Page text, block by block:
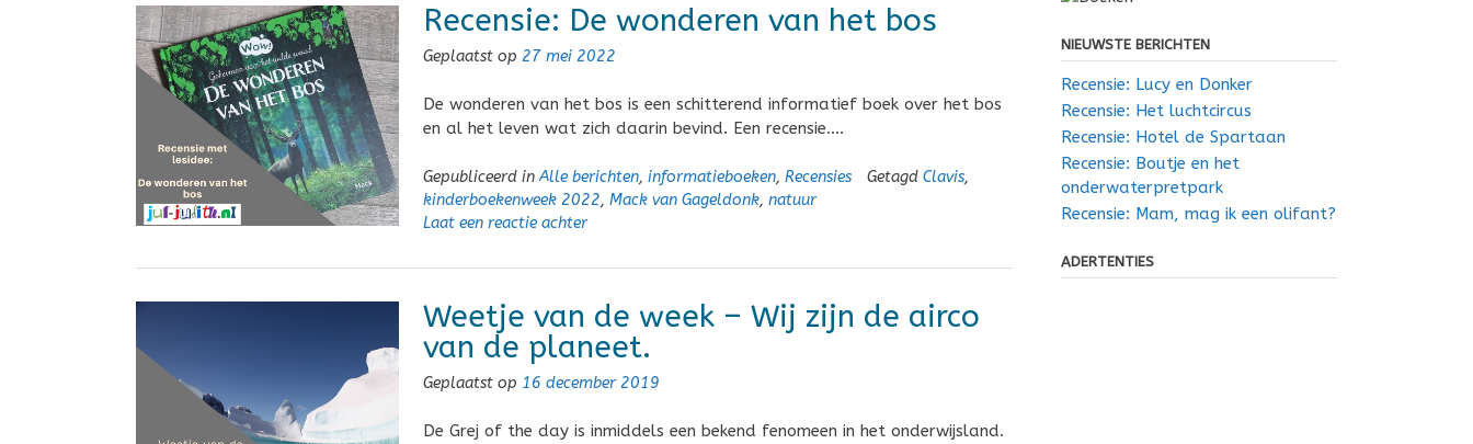
Recensie: De wonderen van het bos
Geplaatst op 27 mei 2022
De wonderen van het bos is een schitterend informatief boek over het bos
en al het leven wat zich daarin bevind. Een recensie….
Gepubliceerd inAlle berichten, informatieboeken, Recensies Getagd Clavis,
kinderboekenweek 2022, Mack van Gageldonk, natuur
Laat een reactie achter
Weetje van de week – Wij zijn de airco
van de planeet.
Geplaatst op 16 december 2019
De Grej of the day is inmiddels een bekend fenomeen in het onderwijsland.
NIEUWSTE BERICHTEN
Recensie: Lucy en Donker
Recensie: Het luchtcircus
Recensie: Hotel de Spartaan
Recensie: Boutje en het
onderwaterpretpark
Recensie: Mam, mag ik een olifant?
ADERTENTIES